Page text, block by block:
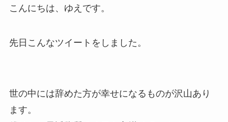
こんにちは、ゆえです。
先日こんなツイートをしました。
世の中には辞めた方が幸せになるものが沢山あり
ます。